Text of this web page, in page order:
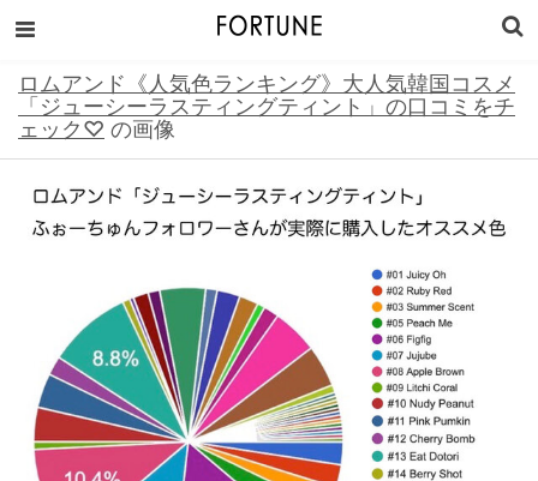
ロムアンド《人気色ランキング》大人気韓国コスメ
「ジューシーラスティングティント」の口コミをチ
ェック♡ の画像